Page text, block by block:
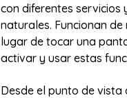
con diferentes servicios
naturales. Funcionan
lugar de tocar una
activar y usar estas
Desde el punto de vista